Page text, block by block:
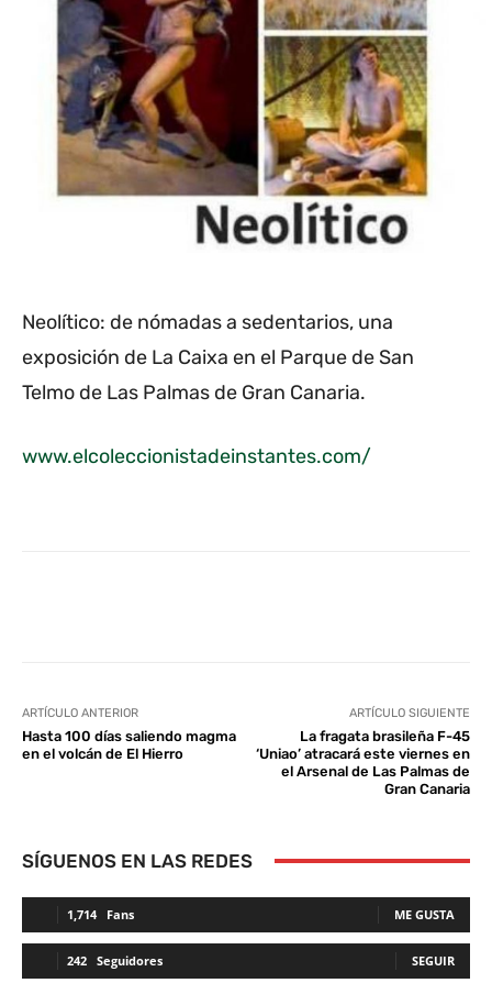
Neolítico: de nómadas a sedentarios, una
exposición de La Caixa en el Parque de San
Telmo de Las Palmas de Gran Canaria.
www.elcoleccionistadeinstantes.com/
ARTÍCULO ANTERIOR
Hasta 100 días saliendo magma
en el volcán de El Hierro
ARTÍCULO SIGUIENTE
La fragata brasileña F-45
‘Uniao’ atracará este viernes en
el Arsenal de Las Palmas de
Gran Canaria
SÍGUENOS EN LAS REDES
1,714 Fans ME GUSTA
242 Seguidores SEGUIR